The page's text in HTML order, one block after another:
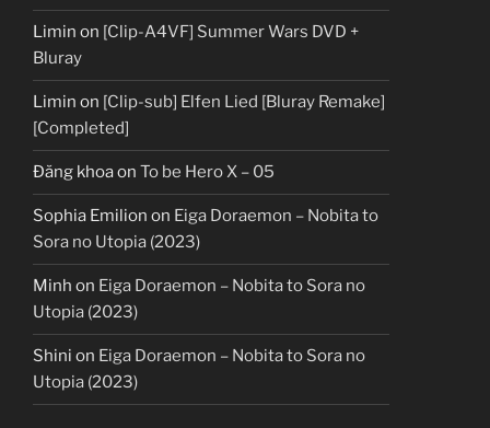
Limin on [Clip-A4VF] Summer Wars DVD +
Bluray
Limin on [Clip-sub] Elfen Lied [Bluray Remake]
[Completed]
Đăng khoaon To be Hero X – 05
Sophia Emilion on Eiga Doraemon – Nobita to
Sora no Utopia (2023)
Minh on Eiga Doraemon – Nobita to Sora no
Utopia (2023)
Shini on Eiga Doraemon – Nobita to Sora no
Utopia (2023)